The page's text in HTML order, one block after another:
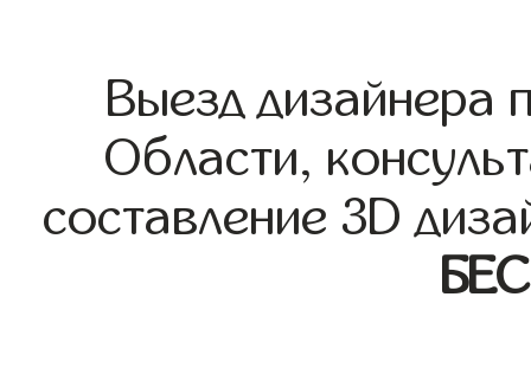
Выезд дизайнера
Области,
составление 3D